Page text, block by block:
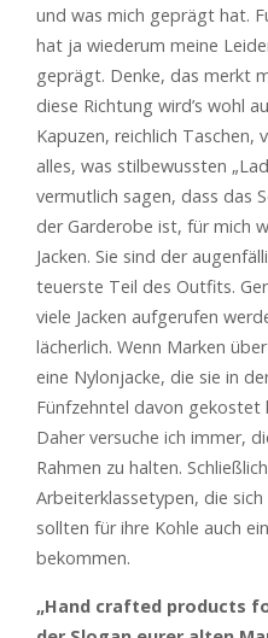
und was mich geprägt hat.
hat ja wiederum meine
geprägt. Denke, das merkt
diese Richtung wird’s wohl
Kapuzen, reichlich
alles, was stilbewussten
vermutlich sagen, dass das
der Garderobe ist, für mich
Jacken. Sie sind der
teuerste Teil des Outfits.
viele Jacken aufgerufen
lächerlich. Wenn Marken
eine Nylonjacke, die sie in
Fünfzehntel davon
Daher versuche ich immer,
Rahmen zu halten.
Arbeiterklassetypen, die
sollten für ihre Kohle auch
bekommen.
„Hand crafted products